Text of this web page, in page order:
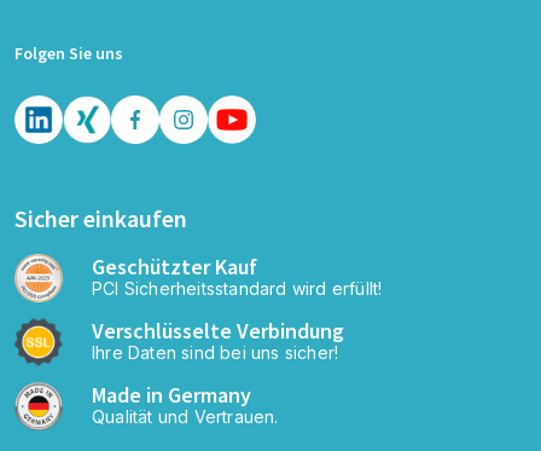
Folgen Sie uns
Sicher einkaufen
Geschützter Kauf
PCI Sicherheitsstandard wird erfüllt!
Verschlüsselte Verbindung
Ihre Daten sind bei uns sicher!
Made in Germany
Qualität und Vertrauen.